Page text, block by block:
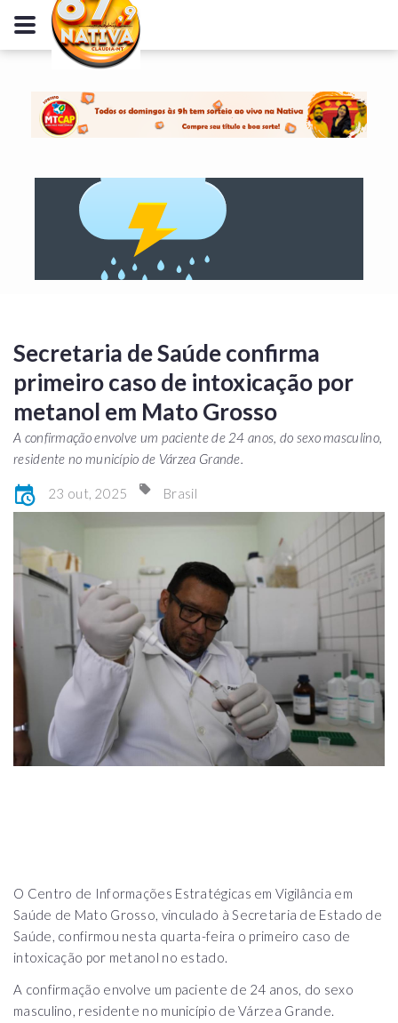
Secretaria de Saúde confirma
primeiro caso de intoxicação por
metanol em Mato Grosso
A confirmação envolve um paciente de 24 anos, do sexo masculino,
residente no município de Várzea Grande.
23 out, 2025 Brasil
O Centro de Informações Estratégicas em Vigilância em
Saúde de Mato Grosso, vinculado à Secretaria de Estado de
Saúde, confirmou nesta quarta-feira o primeiro caso de
intoxicação por metanol no estado.
A confirmação envolve um paciente de 24 anos, do sexo
masculino, residente no município de Várzea Grande.